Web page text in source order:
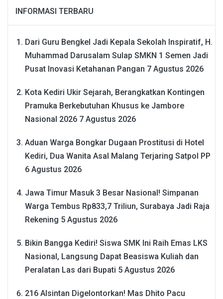
INFORMASI TERBARU
Dari Guru Bengkel Jadi Kepala Sekolah Inspiratif, H.
Muhammad Darusalam Sulap SMKN 1 Semen Jadi
Pusat Inovasi Ketahanan Pangan 7 Agustus 2026
Kota Kediri Ukir Sejarah, Berangkatkan Kontingen
Pramuka Berkebutuhan Khusus ke Jambore
Nasional 2026 7 Agustus 2026
Aduan Warga Bongkar Dugaan Prostitusi di Hotel
Kediri, Dua Wanita Asal Malang Terjaring Satpol PP
6 Agustus 2026
Jawa Timur Masuk 3 Besar Nasional! Simpanan
Warga Tembus Rp833,7 Triliun, Surabaya Jadi Raja
Rekening 5 Agustus 2026
Bikin Bangga Kediri! Siswa SMK Ini Raih Emas LKS
Nasional, Langsung Dapat Beasiswa Kuliah dan
Peralatan Las dari Bupati 5 Agustus 2026
216 Alsintan Digelontorkan! Mas Dhito Pacu